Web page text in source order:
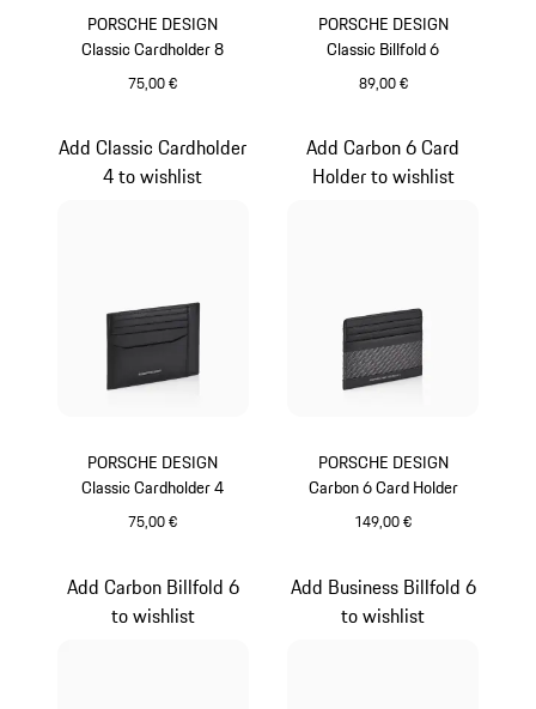
PORSCHE DESIGN
Classic Cardholder 8
75,00 €
PORSCHE DESIGN
Classic Billfold 6
89,00 €
PORSCHE DESIGN
Classic Cardholder 4
75,00 €
Add Classic Cardholder
4 to wishlist
PORSCHE DESIGN
Carbon 6 Card Holder
149,00 €
Add Carbon 6 Card
Holder to wishlist
Add Carbon Billfold 6
to wishlist
Add Business Billfold 6
to wishlist